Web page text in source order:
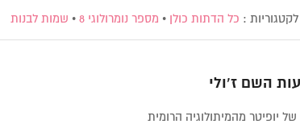
: כל הדתות כולן • מספר נומרולוגי 8 • שמות לבנות
השםז’ולי
של יופיטר מהמיתולוגיה הרומית